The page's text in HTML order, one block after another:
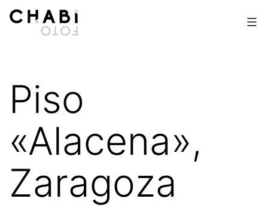
Saltar
Piso
«Alacena»,
Zaragoza